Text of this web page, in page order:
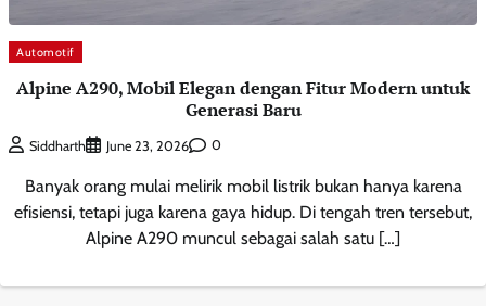
Automotif
Alpine A290, Mobil Elegan dengan Fitur Modern untuk
Generasi Baru
Siddharth June 23, 2026 0
Banyak orang mulai melirik mobil listrik bukan hanya karena
efisiensi, tetapi juga karena gaya hidup. Di tengah tren tersebut,
Alpine A290 muncul sebagai salah satu […]